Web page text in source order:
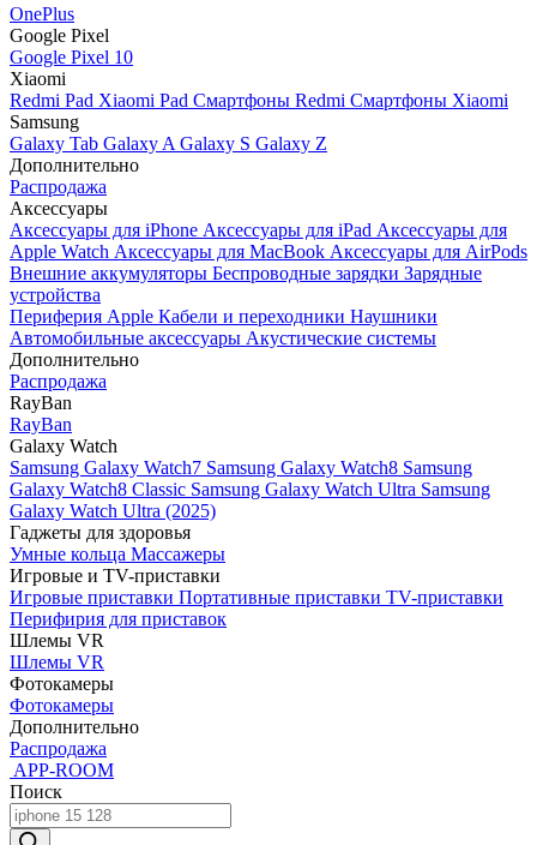
OnePlus
Google Pixel
Google Pixel 10
Xiaomi
Redmi Pad Xiaomi Pad Смартфоны Redmi Смартфоны Xiaomi
Samsung
Galaxy Tab Galaxy A Galaxy S Galaxy Z
Дополнительно
Распродажа
Аксессуары
Аксессуары для iPhone Аксессуары для iPad Аксессуары для
Apple Watch Аксессуары для MacBook Аксессуары для AirPods
Внешние аккумуляторы Беспроводные зарядки Зарядные
устройства
Периферия Apple Кабели и переходники Наушники
Автомобильные аксессуары Акустические системы
Дополнительно
Распродажа
RayBan
RayBan
Galaxy Watch
Samsung Galaxy Watch7 Samsung Galaxy Watch8 Samsung
Galaxy Watch8 Classic Samsung Galaxy Watch Ultra Samsung
Galaxy Watch Ultra (2025)
Гаджеты для здоровья
Умные кольца Массажеры
Игровые и TV-приставки
Игровые приставки Портативные приставки TV-приставки
Перифирия для приставок
Шлемы VR
Шлемы VR
Фотокамеры
Фотокамеры
Дополнительно
Распродажа
APP-ROOM
Поиск
Поиск
товаров